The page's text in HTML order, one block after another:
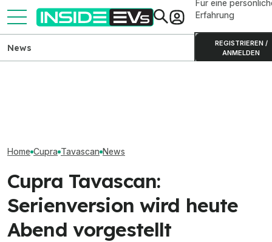
Für eine
Erfahrung
REGISTRIEREN /
ANMELDEN
News
Home Cupra Tavascan News
Cupra Tavascan:
Serienversion wird heute
Abend vorgestellt